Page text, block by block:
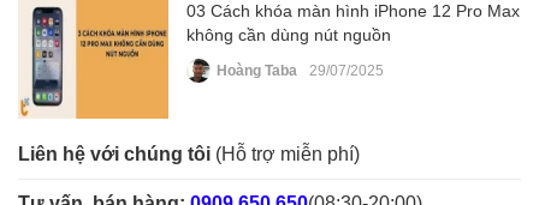
03 Cách khóa màn hình iPhone 12 Pro Max
không cần dùng nút nguồn
Hoàng Taba 29/07/2025
Liên hệ với chúng tôi (Hỗ trợ miễn phí)